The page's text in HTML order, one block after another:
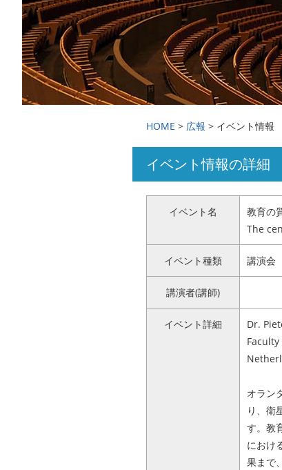
研究院長あいさつ
国際理学コース
合格発表
相談窓口
九大理学部ニュース
入試情報
教育・学生生活
国際交流・留学
お問い合わせ
HOME > 広報 > イベント情報
イベント情報の詳細
イベント名
教育の
The
イベント種類 講演会
講演者(講師)
イベント詳細
Dr.
オラン
り、衛
す。教
におけ
果まで